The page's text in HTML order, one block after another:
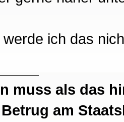
werde ich das
muss als das
am